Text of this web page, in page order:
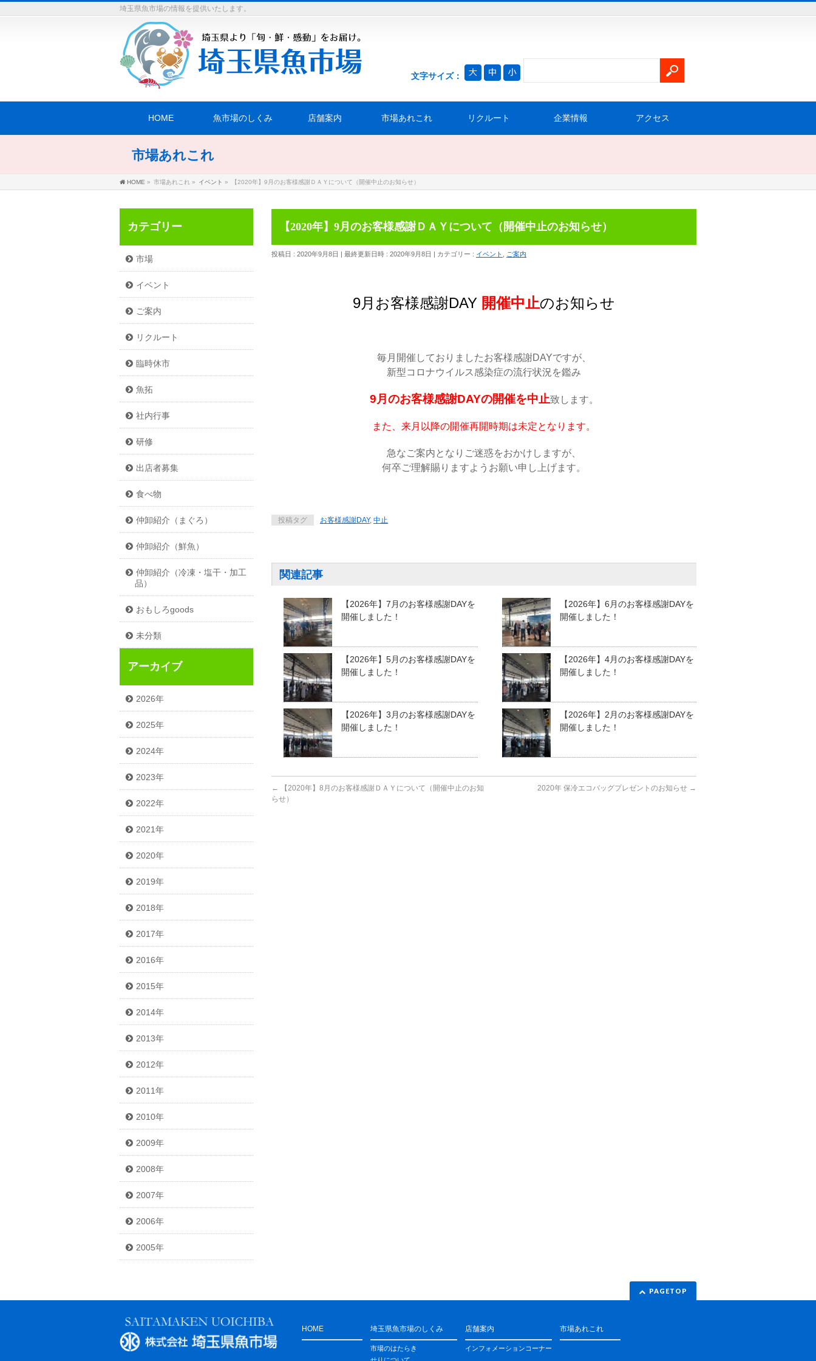
埼玉県魚市場の情報を提供いたします。
文字サイズ：
HOME 魚市場のしくみ 店舗案内 市場あれこれ リクルート 企業情報 アクセス
市場あれこれ
HOME » 市場あれこれ » イベント » 【2020年】9月のお客様感謝ＤＡＹについて（開催中止のお知らせ）
【2020年】9月のお客様感謝ＤＡＹについて（開催中止のお知らせ）
投稿日 : 2020年9月8日 最終更新日時 : 2020年9月8日 カテゴリー : イベント ご案内
9月お客様感謝DAY 開催中止のお知らせ
毎月開催しておりましたお客様感謝DAYですが、
新型コロナウイルス感染症の流行状況を鑑み
9月のお客様感謝DAYの開催を中止致します。
また、来月以降の開催再開時期は未定となります。
急なご案内となりご迷惑をおかけしますが、
何卒ご理解賜りますようお願い申し上げます。
投稿タグ お客様感謝DAY, 中止
関連記事
【2026年】7月のお客様感謝DAYを
開催しました！
【2026年】6月のお客様感謝DAYを
開催しました！
【2026年】5月のお客様感謝DAYを
開催しました！
【2026年】4月のお客様感謝DAYを
開催しました！
【2026年】3月のお客様感謝DAYを
開催しました！
【2026年】2月のお客様感謝DAYを
開催しました！
←
【2020年】8月のお客様感謝ＤＡＹについて（開催中止のお知
らせ）
2020年 保冷エコバッグプレゼントのお知らせ →
カテゴリー
市場
イベント
ご案内
リクルート
臨時休市
魚拓
社内行事
研修
出店者募集
食べ物
仲卸紹介（まぐろ）
仲卸紹介（鮮魚）
仲卸紹介（冷凍・塩干・加工
品）
おもしろgoods
未分類
アーカイブ
2026年
2025年
2024年
2023年
2022年
2021年
2020年
2019年
2018年
2017年
2016年
2015年
2014年
2013年
2012年
2011年
2010年
2009年
2008年
2007年
2006年
2005年
PAGETOP
HOME 埼玉県魚市場のしくみ
市場のはたらき
店舗案内
インフォメーションコーナー
市場あれこれ